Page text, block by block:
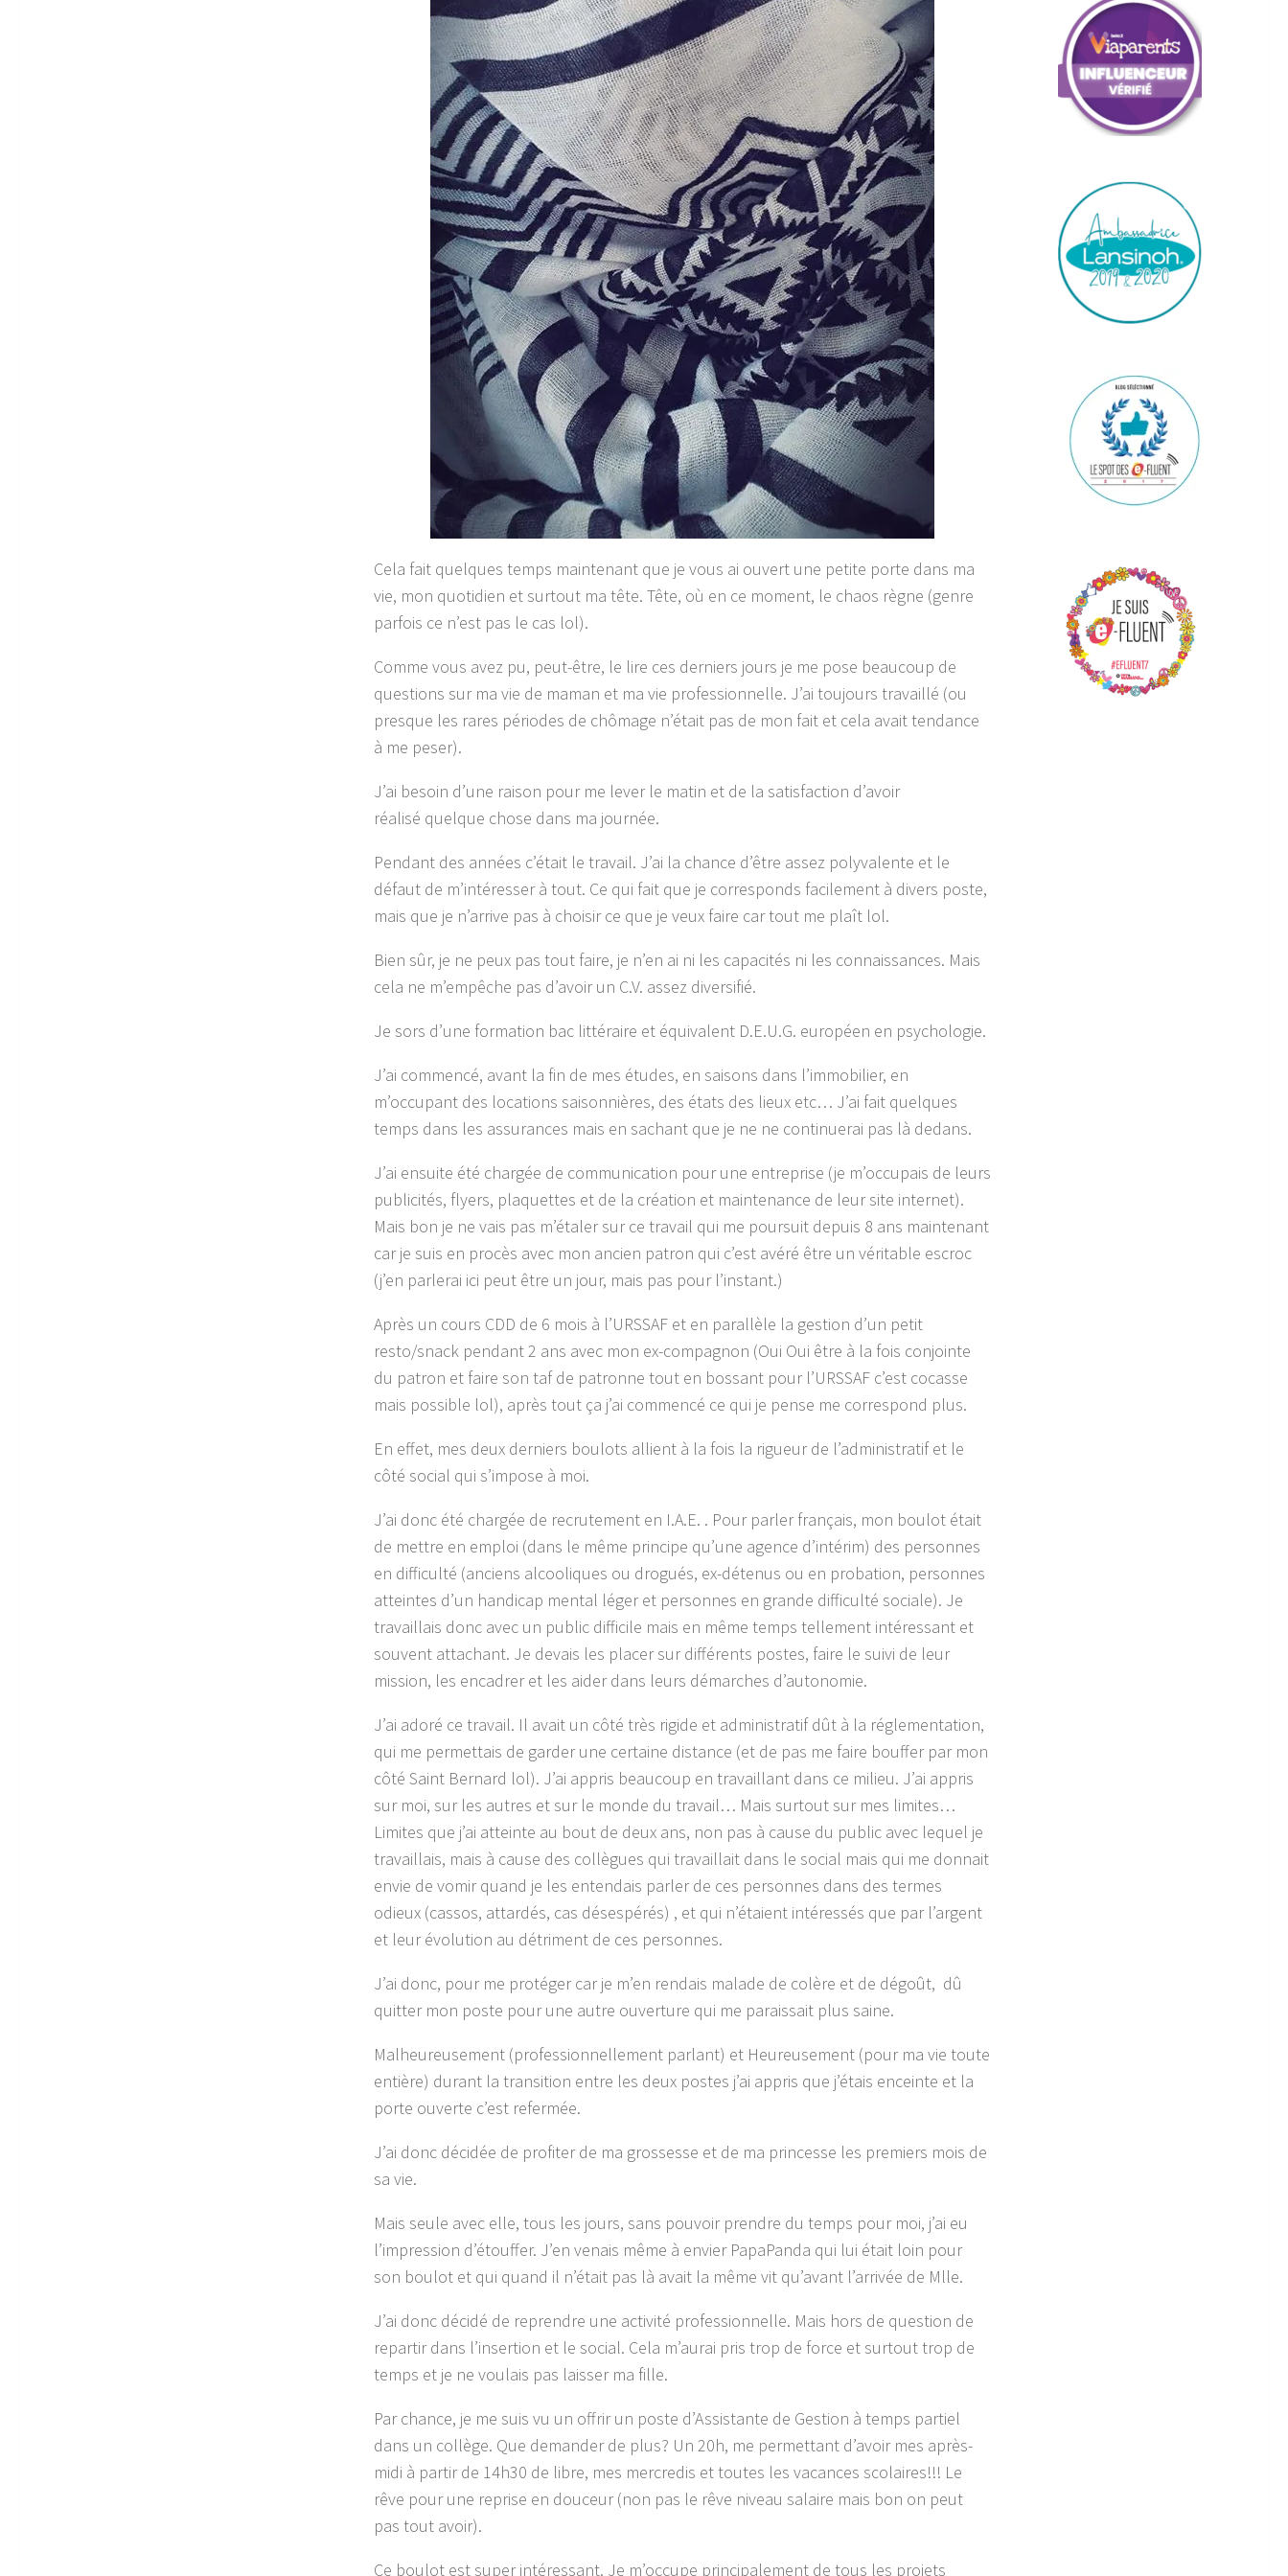
Cela fait quelques temps maintenant que je vous ai ouvert une petite porte dans ma
vie, mon quotidien et surtout ma tête. Tête, où en ce moment, le chaos règne (genre
parfois ce n’est pas le cas lol).
Comme vous avez pu, peut-être, le lire ces derniers jours je me pose beaucoup de
questions sur ma vie de maman et ma vie professionnelle. J’ai toujours travaillé (ou
presque les rares périodes de chômage n’était pas de mon fait et cela avait tendance
à me peser).
J’ai besoin d’une raison pour me lever le matin et de la satisfaction d’avoir
réalisé quelque chose dans ma journée.
Pendant des années c’était le travail. J’ai la chance d’être assez polyvalente et le
défaut de m’intéresser à tout. Ce qui fait que je corresponds facilement à divers poste,
mais que je n’arrive pas à choisir ce que je veux faire car tout me plaît lol.
Bien sûr, je ne peux pas tout faire, je n’en ai ni les capacités ni les connaissances. Mais
cela ne m’empêche pas d’avoir un C.V. assez diversifié.
Je sors d’une formation bac littéraire et équivalent D.E.U.G. européen en psychologie.
J’ai commencé, avant la fin de mes études, en saisons dans l’immobilier, en
m’occupant des locations saisonnières, des états des lieux etc… J’ai fait quelques
temps dans les assurances mais en sachant que je ne ne continuerai pas là dedans.
J’ai ensuite été chargée de communication pour une entreprise (je m’occupais de leurs
publicités, flyers, plaquettes et de la création et maintenance de leur site internet).
Mais bon je ne vais pas m’étaler sur ce travail qui me poursuit depuis 8 ans maintenant
car je suis en procès avec mon ancien patron qui c’est avéré être un véritable escroc
(j’en parlerai ici peut être un jour, mais pas pour l’instant.)
Après un cours CDD de 6 mois à l’URSSAF et en parallèle la gestion d’un petit
resto/snack pendant 2 ans avec mon ex-compagnon (Oui Oui être à la fois conjointe
du patron et faire son taf de patronne tout en bossant pour l’URSSAF c’est cocasse
mais possible lol), après tout ça j’ai commencé ce qui je pense me correspond plus.
En effet, mes deux derniers boulots allient à la fois la rigueur de l’administratif et le
côté social qui s’impose à moi.
J’ai donc été chargée de recrutement en I.A.E. . Pour parler français, mon boulot était
de mettre en emploi (dans le même principe qu’une agence d’intérim) des personnes
en difficulté (anciens alcooliques ou drogués, ex-détenus ou en probation, personnes
atteintes d’un handicap mental léger et personnes en grande difficulté sociale). Je
travaillais donc avec un public difficile mais en même temps tellement intéressant et
souvent attachant. Je devais les placer sur différents postes, faire le suivi de leur
mission, les encadrer et les aider dans leurs démarches d’autonomie.
J’ai adoré ce travail. Il avait un côté très rigide et administratif dût à la réglementation,
qui me permettais de garder une certaine distance (et de pas me faire bouffer par mon
côté Saint Bernard lol). J’ai appris beaucoup en travaillant dans ce milieu. J’ai appris
sur moi, sur les autres et sur le monde du travail… Mais surtout sur mes limites…
Limites que j’ai atteinte au bout de deux ans, non pas à cause du public avec lequel je
travaillais, mais à cause des collègues qui travaillait dans le social mais qui me donnait
envie de vomir quand je les entendais parler de ces personnes dans des termes
odieux (cassos, attardés, cas désespérés) , et qui n’étaient intéressés que par l’argent
et leur évolution au détriment de ces personnes.
J’ai donc, pour me protéger car je m’en rendais malade de colère et de dégoût, dû
quitter mon poste pour une autre ouverture qui me paraissait plus saine.
Malheureusement (professionnellement parlant) et Heureusement (pour ma vie toute
entière) durant la transition entre les deux postes j’ai appris que j’étais enceinte et la
porte ouverte c’est refermée.
J’ai donc décidée de profiter de ma grossesse et de ma princesse les premiers mois de
sa vie.
Mais seule avec elle, tous les jours, sans pouvoir prendre du temps pour moi, j’ai eu
l’impression d’étouffer. J’en venais même à envier PapaPanda qui lui était loin pour
son boulot et qui quand il n’était pas là avait la même vit qu’avant l’arrivée de Mlle.
J’ai donc décidé de reprendre une activité professionnelle. Mais hors de question de
repartir dans l’insertion et le social. Cela m’aurai pris trop de force et surtout trop de
temps et je ne voulais pas laisser ma fille.
Par chance, je me suis vu un offrir un poste d’Assistante de Gestion à temps partiel
dans un collège. Que demander de plus? Un 20h, me permettant d’avoir mes après-
midi à partir de 14h30 de libre, mes mercredis et toutes les vacances scolaires!!! Le
rêve pour une reprise en douceur (non pas le rêve niveau salaire mais bon on peut
pas tout avoir).
Ce boulot est super intéressant. Je m’occupe principalement de tous les projets